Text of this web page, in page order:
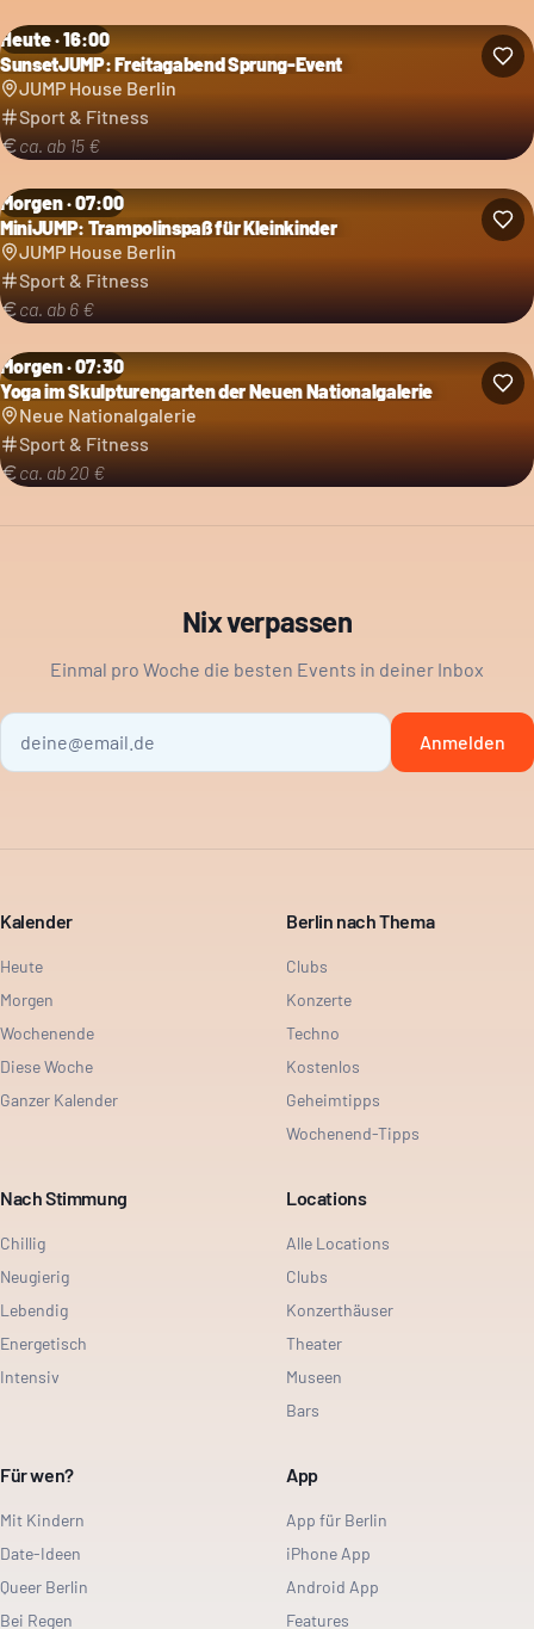
Heute · 16:00
SunsetJUMP: Freitagabend Sprung-Event
JUMP House Berlin
Sport & Fitness
ca. ab 15 €
Morgen · 07:00
MiniJUMP: Trampolinspaß für Kleinkinder
JUMP House Berlin
Sport & Fitness
ca. ab 6 €
Morgen · 07:30
Yoga im Skulpturengarten der Neuen Nationalgalerie
Neue Nationalgalerie
Sport & Fitness
ca. ab 20 €
Nix verpassen
Einmal pro Woche die besten Events in deiner Inbox
Anmelden
Kalender
Heute
Morgen
Wochenende
Diese Woche
Ganzer Kalender
Berlin nach Thema
Clubs
Konzerte
Techno
Kostenlos
Geheimtipps
Wochenend-Tipps
Nach Stimmung
Chillig
Neugierig
Lebendig
Energetisch
Intensiv
Locations
Alle Locations
Clubs
Konzerthäuser
Theater
Museen
Bars
Für wen?
Mit Kindern
Date-Ideen
Queer Berlin
Bei Regen
App
App für Berlin
iPhone App
Android App
Features